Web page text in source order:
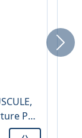
PP
Next